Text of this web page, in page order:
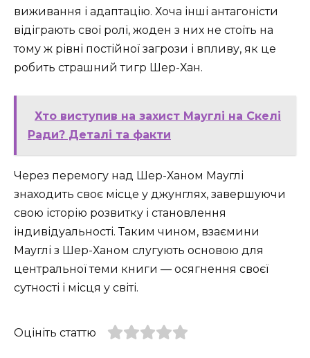
виживання і адаптацію. Хоча інші антагоністи
відіграють свої ролі, жоден з них не стоїть на
тому ж рівні постійної загрози і впливу, як це
робить страшний тигр Шер-Хан.
Хто виступив на захист Мауглі на Скелі
Ради? Деталі та факти
Через перемогу над Шер-Ханом Мауглі
знаходить своє місце у джунглях, завершуючи
свою історію розвитку і становлення
індивідуальності. Таким чином, взаємини
Мауглі з Шер-Ханом слугують основою для
центральної теми книги — осягнення своєї
сутності і місця у світі.
Оцініть статтю